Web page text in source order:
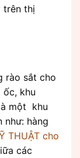
trên thị
rào sắt cho
khu
một khu
như: hàng
THUẬT cho
các